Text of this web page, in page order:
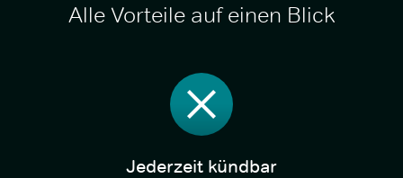
Alle Vorteile auf einen Blick
Jederzeit kündbar